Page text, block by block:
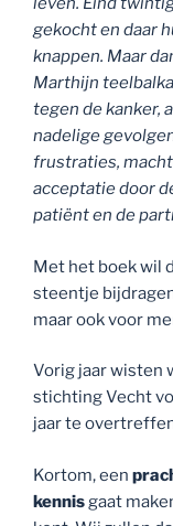
gekocht en daar
knappen. Maar
Marthijn
tegen de kanker,
nadelige
frustraties,
acceptatie door
patiënt en de
Met het boek wil
steentje
maar ook voor
Vorig jaar wisten
stichting Vecht
jaar te
Kortom, een
kennisgaat